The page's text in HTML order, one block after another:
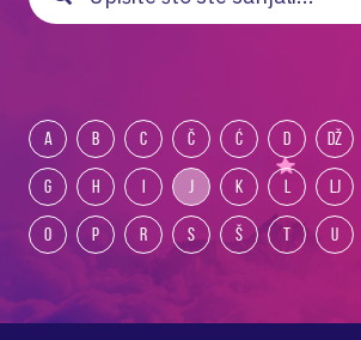
A B C Č Ć D DŽ
G H I J K L LJ
O P R S Š T U